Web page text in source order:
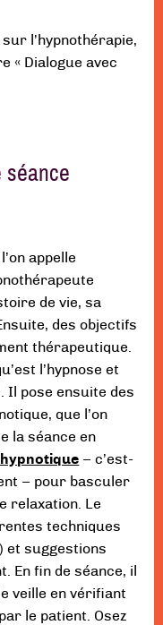
l’hypnothérapie,
« Dialogue avec
appelle
de vie, sa
des objectifs
thérapeutique.
l’hypnose et
Il pose ensuite des
que l’on
la séance en
– c’est-
– pour basculer
relaxation. Le
techniques
et suggestions
En fin de séance, il
veille en vérifiant
le patient. Osez